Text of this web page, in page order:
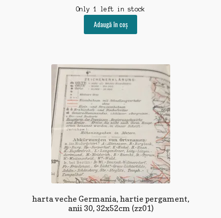
Only 1 left in stock
Adaugă în coș
harta veche Germania, hartie pergament,
anii 30, 32x52cm (zz01)